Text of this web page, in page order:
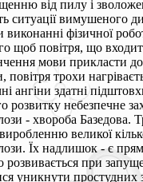
від пилу і
ситуації вимушеного
фізичної
щоб повітря, що
мови прикласти
повітря трохи
ангіни здатні
розвитку небезпечне
- хвороба Базедова.
великої
Їх надлишок - є
розвивається при
уникнути простудних